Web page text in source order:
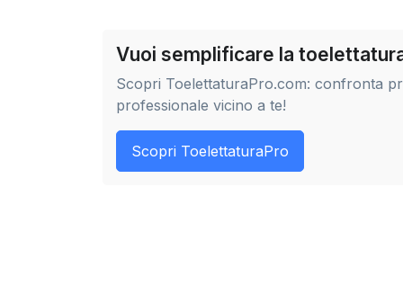
Vuoi semplificare la
Scopri ToelettaturaPro.com: confronta
professionale vicino a te!
Scopri ToelettaturaPro